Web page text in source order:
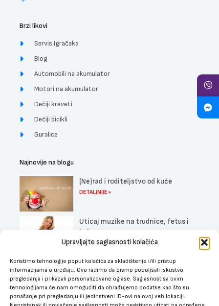
Upravljajte saglasnosti kolačića
Koristimo tehnologije poput kolačića za skladištenje i/ili pristup
informacijama o uređaju. Ovo radimo da bismo poboljšali iskustvo
pregledanja i prikazali personalizovane oglase. Saglasnost sa ovim
tehnologijama će nam omogućiti da obrađujemo podatke kao što su
ponašanje pri pregledanju ili jedinstveni ID-ovi na ovoj veb lokaciji.
Brzi likovi
Servis Igračaka
Blog
Automobili na akumulator
Motori na akumulator
Dečiji kreveti
Dečiji bicikli
Guralice
Najnovije na blogu
(Ne)rad i roditeljstvo od kuće
DETALJNIJE »
Uticaj muzike na trudnice, fetus i
bebe
DETALJNIJE »
Najbolji dečiji kreveti sa fiokom za
spavanje
DETALJNIJE »